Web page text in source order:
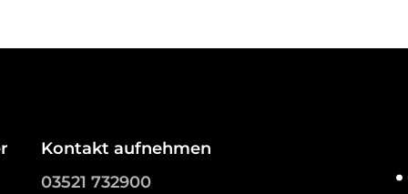
Kontakt aufnehmen
03521 732900